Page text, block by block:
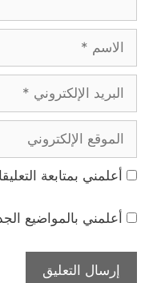
الإلكتروني
الإلكتروني
أعلمني بمتابعة
أعلمني بالمواضيع